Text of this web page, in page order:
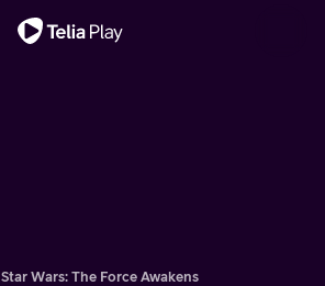
Star Wars: The Force Awakens